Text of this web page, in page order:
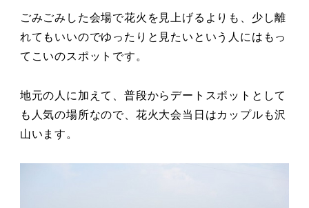
ごみごみした会場で花火を見上げるよりも、少し離
れてもいいのでゆったりと見たいという人にはもっ
てこいのスポットです。
地元の人に加えて、普段からデートスポットとして
も人気の場所なので、花火大会当日はカップルも沢
山います。